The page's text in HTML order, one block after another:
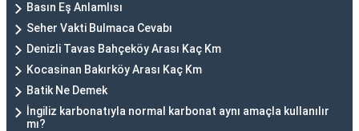
Basın Eş Anlamlısı
Seher Vakti Bulmaca Cevabı
Denizli Tavas Bahçeköy Arası Kaç Km
Kocasinan Bakırköy Arası Kaç Km
Batik Ne Demek
İngiliz karbonatıyla normal karbonat aynı amaçla kullanılır
mı?